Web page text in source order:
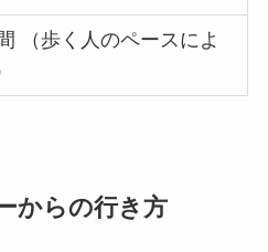
（歩く人のペースによ
からの行き方